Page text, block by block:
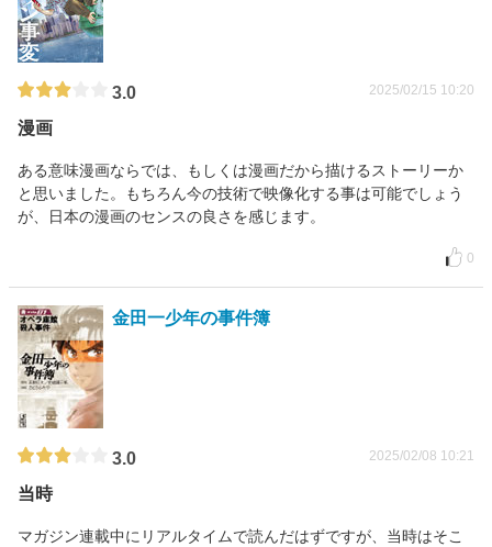
3.0 2025/02/15 10:20
漫画
ある意味漫画ならでは、もしくは漫画だから描けるストーリーか
と思いました。もちろん今の技術で映像化する事は可能でしょう
が、日本の漫画のセンスの良さを感じます。
0
金田一少年の事件簿
3.0 2025/02/08 10:21
当時
マガジン連載中にリアルタイムで読んだはずですが、当時はそこ